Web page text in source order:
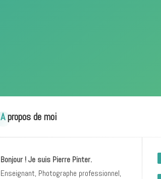
A propos de moi
Bonjour ! Je suis Pierre Pinter.
Enseignant, Photographe professionnel,